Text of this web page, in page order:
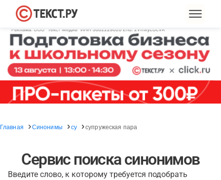
Главная Синонимы су супружеская пара
Сервис поиска синонимов
Введите слово, к которому требуется подобрать